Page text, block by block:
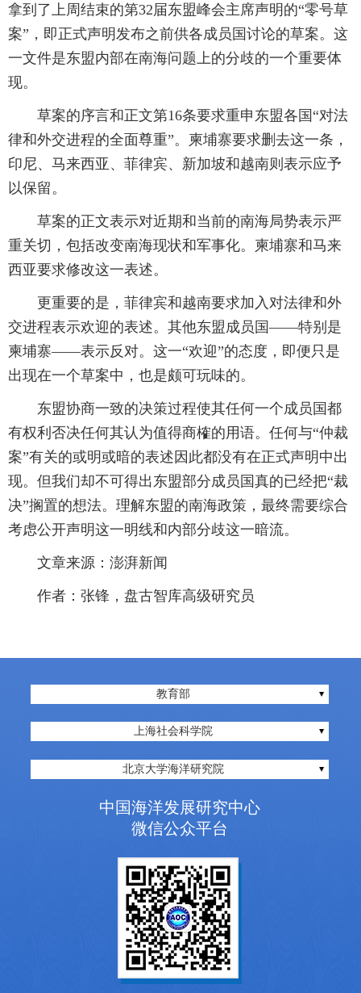
拿到了上周结束的第32届东盟峰会主席声明的“零号草
案”，即正式声明发布之前供各成员国讨论的草案。这
一文件是东盟内部在南海问题上的分歧的一个重要体
现。
草案的序言和正文第16条要求重申东盟各国“对法
律和外交进程的全面尊重”。柬埔寨要求删去这一条，
印尼、马来西亚、菲律宾、新加坡和越南则表示应予
以保留。
草案的正文表示对近期和当前的南海局势表示严
重关切，包括改变南海现状和军事化。柬埔寨和马来
西亚要求修改这一表述。
更重要的是，菲律宾和越南要求加入对法律和外
交进程表示欢迎的表述。其他东盟成员国——特别是
柬埔寨——表示反对。这一“欢迎”的态度，即便只是
出现在一个草案中，也是颇可玩味的。
东盟协商一致的决策过程使其任何一个成员国都
有权利否决任何其认为值得商榷的用语。任何与“仲裁
案”有关的或明或暗的表述因此都没有在正式声明中出
现。但我们却不可得出东盟部分成员国真的已经把“裁
决”搁置的想法。理解东盟的南海政策，最终需要综合
考虑公开声明这一明线和内部分歧这一暗流。
文章来源：澎湃新闻
作者：张锋，盘古智库高级研究员
教育部
上海社会科学院
北京大学海洋研究院
中国海洋发展研究中心
微信公众平台